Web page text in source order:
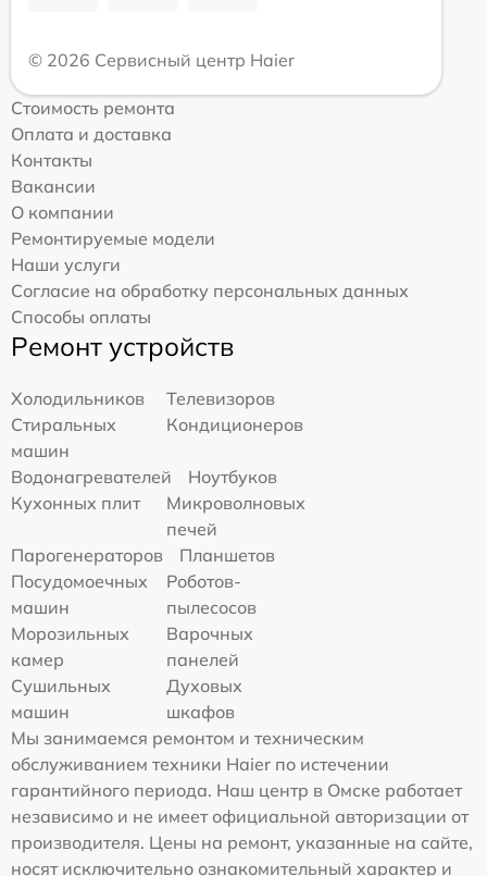
© 2026 Сервисный центр Haier
Стоимость ремонта
Оплата и доставка
Контакты
Вакансии
О компании
Ремонтируемые модели
Наши услуги
Согласие на обработку персональных данных
Способы оплаты
Ремонт устройств
Холодильников
Телевизоров
Стиральных
машин
Кондиционеров
Водонагревателей
Ноутбуков
Кухонных плит
Микроволновых
печей
Парогенераторов
Планшетов
Посудомоечных
машин
Роботов-
пылесосов
Морозильных
камер
Варочных
панелей
Сушильных
машин
Духовых
шкафов
Мы занимаемся ремонтом и техническим
обслуживанием техники Haier по истечении
гарантийного периода. Наш центр в Омске работает
независимо и не имеет официальной авторизации от
производителя. Цены на ремонт, указанные на сайте,
носят исключительно ознакомительный характер и